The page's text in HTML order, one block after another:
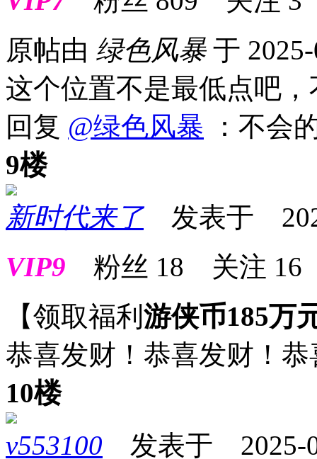
原帖由 绿色风暴 于
这个位置不是最低点吧
回复 @绿色风暴 ：不会
9楼
新时代来了发表于
VIP9 粉丝 18 关注 16
【领取福利 游侠币185万
恭喜发财！恭喜发财！
10楼
v553100 发表于 2025-